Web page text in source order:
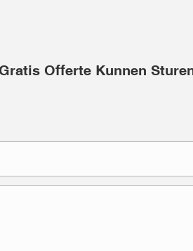
Offerte Kunnen